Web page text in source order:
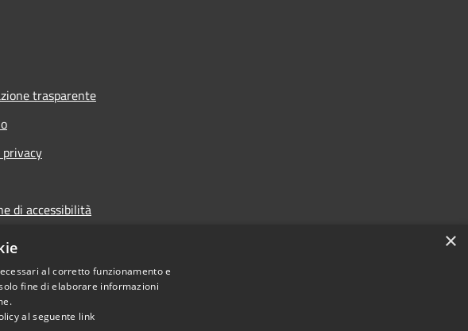
trasparente
di accessibilità
×
al corretto funzionamento e
fine di elaborare informazioni
al seguente link